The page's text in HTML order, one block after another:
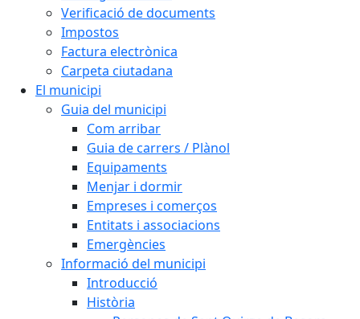
Verificació de documents
Impostos
Factura electrònica
Carpeta ciutadana
El municipi
Guia del municipi
Com arribar
Guia de carrers / Plànol
Equipaments
Menjar i dormir
Empreses i comerços
Entitats i associacions
Emergències
Informació del municipi
Introducció
Història